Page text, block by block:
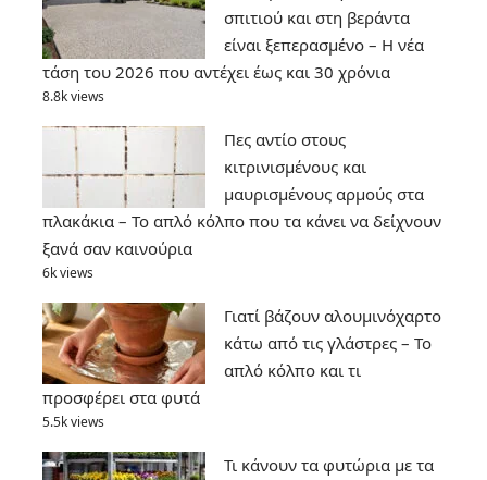
σπιτιού και στη βεράντα
είναι ξεπερασμένο – Η νέα
τάση του 2026 που αντέχει έως και 30 χρόνια
8.8k views
Πες αντίο στους
κιτρινισμένους και
μαυρισμένους αρμούς στα
πλακάκια – Το απλό κόλπο που τα κάνει να δείχνουν
ξανά σαν καινούρια
6k views
Γιατί βάζουν αλουμινόχαρτο
κάτω από τις γλάστρες – Το
απλό κόλπο και τι
προσφέρει στα φυτά
5.5k views
Τι κάνουν τα φυτώρια με τα